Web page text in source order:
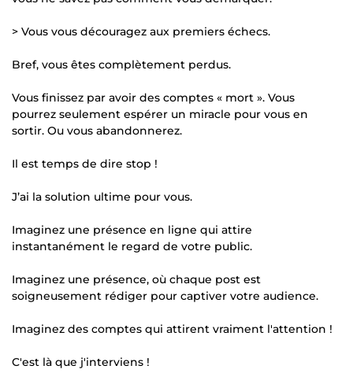
> Vous vous découragez aux premiers échecs.
Bref, vous êtes complètement perdus.
Vous finissez par avoir des comptes « mort ». Vous
pourrez seulement espérer un miracle pour vous en
sortir. Ou vous abandonnerez.
Il est temps de dire stop !
J’ai la solution ultime pour vous.
Imaginez une présence en ligne qui attire
instantanément le regard de votre public.
Imaginez une présence, où chaque post est
soigneusement rédiger pour captiver votre audience.
Imaginez des comptes qui attirent vraiment l'attention !
C'est là que j'interviens !